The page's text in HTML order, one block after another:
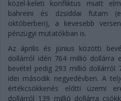
közel-keleti konfliktus miatt
bahreini és dzsiddai futam
októberben), a kevesebb
pénzügyi mutatókban is.
Az április és június közötti
dollárról idén 764 millió dollárra
bevétel pedig 293 millió dollárról
idei második negyedévben. A
értékcsökkenés előtti üzemi
dollárról 139 millió dollárra